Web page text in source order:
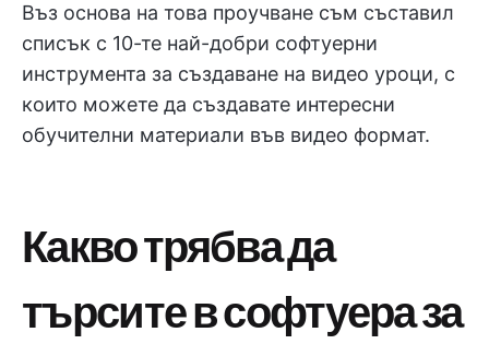
Въз основа на това проучване съм съставил
списък с 10-те най-добри софтуерни
инструмента за създаване на видео уроци, с
които можете да създавате интересни
обучителни материали във видео формат.
Какво трябва да
търсите в софтуера за